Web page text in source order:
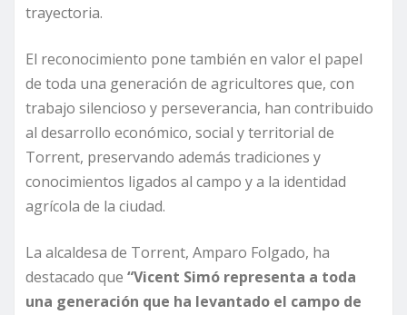
trayectoria.
El reconocimiento pone también en valor el papel
de toda una generación de agricultores que, con
trabajo silencioso y perseverancia, han contribuido
al desarrollo económico, social y territorial de
Torrent, preservando además tradiciones y
conocimientos ligados al campo y a la identidad
agrícola de la ciudad.
La alcaldesa de Torrent, Amparo Folgado, ha
destacado que “Vicent Simó representa a toda
una generación que ha levantado el campo de